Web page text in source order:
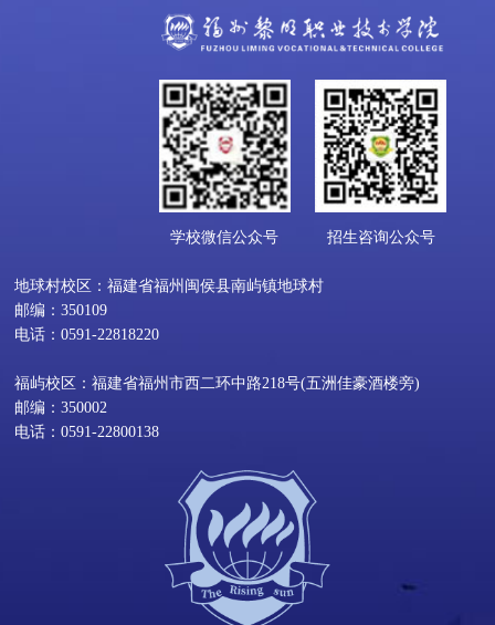
学校微信公众号 招生咨询公众号
地球村校区：福建省福州闽侯县南屿镇地球村
邮编：350109
电话：0591-22818220
福屿校区：福建省福州市西二环中路218号(五洲佳豪酒楼旁)
邮编：350002
电话：0591-22800138